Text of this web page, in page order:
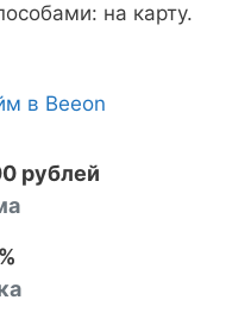
на карту.
в Beeon
рублей